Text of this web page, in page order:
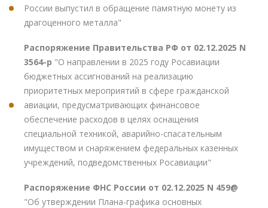
России выпустил в обращение памятную монету из
драгоценного металла"
Распоряжение Правительства РФ от 02.12.2025 N
3564-р "О направлении в 2025 году Росавиации
бюджетных ассигнований на реализацию
приоритетных мероприятий в сфере гражданской
авиации, предусматривающих финансовое
обеспечение расходов в целях оснащения
специальной техникой, аварийно-спасательным
имуществом и снаряжением федеральных казенных
учреждений, подведомственных Росавиации"
Распоряжение ФНС России от 02.12.2025 N 459@
"Об утверждении Плана-графика основных